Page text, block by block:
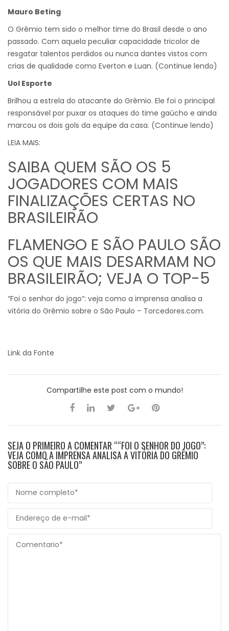
Mauro Beting
O Grêmio tem sido o melhor time do Brasil desde o ano
passado. Com aquela peculiar capacidade tricolor de
resgatar talentos perdidos ou nunca dantes vistos com
crias de qualidade como Everton e Luan. (Continue lendo)
Uol Esporte
Brilhou a estrela do atacante do Grêmio. Ele foi o principal
responsável por puxar os ataques do time gaúcho e ainda
marcou os dois gols da equipe da casa. (Continue lendo)
LEIA MAIS:
SAIBA QUEM SÃO OS 5
JOGADORES COM MAIS
FINALIZAÇÕES CERTAS NO
BRASILEIRÃO
FLAMENGO E SÃO PAULO SÃO
OS QUE MAIS DESARMAM NO
BRASILEIRÃO; VEJA O TOP-5
“Foi o senhor do jogo”: veja como a imprensa analisa a
vitória do Grêmio sobre o São Paulo – Torcedores.com.
Link da Fonte
Compartilhe este post com o mundo!
SEJA O PRIMEIRO A COMENTAR ““FOI O SENHOR DO JOGO”:
VEJA COMO A IMPRENSA ANALISA A VITÓRIA DO GRÊMIO
SOBRE O SÃO PAULO”